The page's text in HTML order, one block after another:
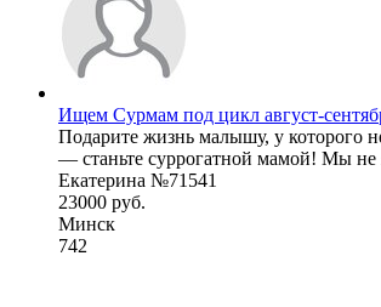
Ищем Сурмам под цикл август-
Подарите жизнь малышу, у которого
— станьте суррогатной мамой! Мы не
Екатерина №71541
23000 руб.
Минск
742